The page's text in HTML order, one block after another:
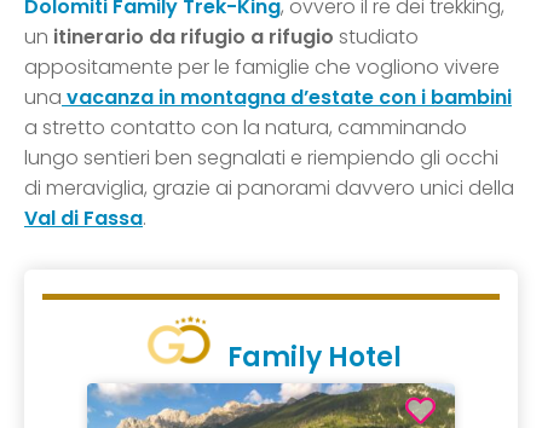
Dolomiti Family Trek-King, ovvero il re dei trekking,
un itinerario da rifugio a rifugio studiato
appositamente per le famiglie che vogliono vivere
una vacanza in montagna d’estate con i bambini
a stretto contatto con la natura, camminando
lungo sentieri ben segnalati e riempiendo gli occhi
di meraviglia, grazie ai panorami davvero unici della
Val di Fassa.
Family Hotel